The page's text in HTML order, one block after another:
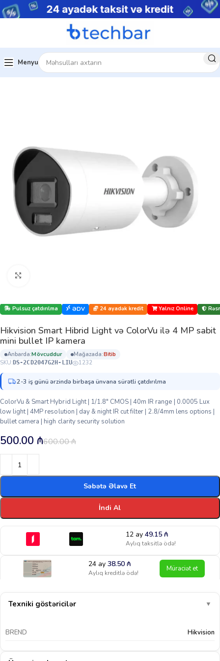
Menyu
Şəbəkə Məhsulları IP kameralar
Pulsuz çatdırılma ƏDV 24 ayadək kredit Yalnız Online
Hikvision Smart Hibrid Light və ColorVu ilə 4 MP sabit
mini bullet IP kamera
anbarda: mövcuddur mağazada:
bi̇ti̇b
SKU: DS-2CD2047G2H-LIU 1232
2-3 iş günü ərzində birbaşa ünvana sürətli çatdırılma
ColorVu & Smart Hybrid Light | 1/1.8″ CMOS | 40m IR range | 0.0005 Lux
low light | 4MP resolution | day & night IR cut filter | 2.8/4mm lens options |
bullet camera | high clarity security solution
600.00₼
500.00 ₼
Səbətə Əlavə Et
İndi Al
12 ay 49.15 ₼
Aylıq taksitlə ödə!
24 ay38.50₼
Aylıq kreditlə ödə! Müraciət et
Texniki göstəricilər ▼
BREND Hikvision